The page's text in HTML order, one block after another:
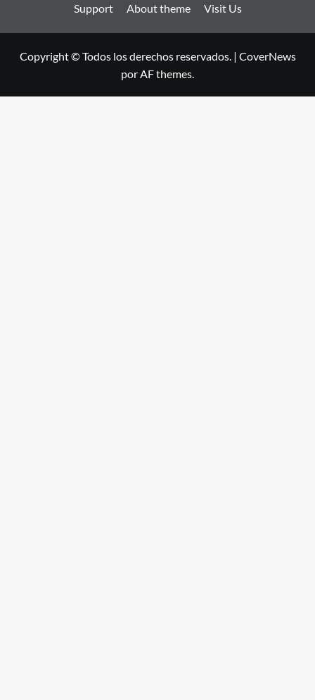
Support About theme Visit Us
Copyright © Todos los derechos reservados. | CoverNews
por AF themes.